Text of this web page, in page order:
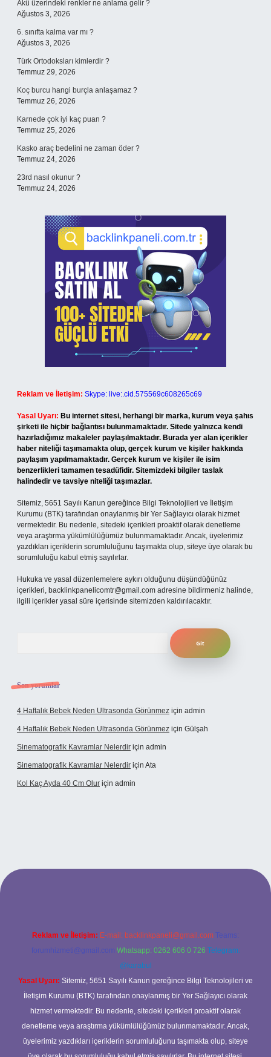
Akü üzerindeki renkler ne anlama gelir ?
Ağustos 3, 2026
6. sınıfta kalma var mı ?
Ağustos 3, 2026
Türk Ortodoksları kimlerdir ?
Temmuz 29, 2026
Koç burcu hangi burçla anlaşamaz ?
Temmuz 26, 2026
Karnede çok iyi kaç puan ?
Temmuz 25, 2026
Kasko araç bedelini ne zaman öder ?
Temmuz 24, 2026
23rd nasıl okunur ?
Temmuz 24, 2026
Reklam ve İletişim: Skype: live:.cid.575569c608265c69
Yasal Uyarı: Bu internet sitesi, herhangi bir marka, kurum veya şahıs
şirketi ile hiçbir bağlantısı bulunmamaktadır. Sitede yalnızca kendi
hazırladığımız makaleler paylaşılmaktadır. Burada yer alan içerikler
haber niteliği taşımamakta olup, gerçek kurum ve kişiler hakkında
paylaşım yapılmamaktadır. Gerçek kurum ve kişiler ile isim
benzerlikleri tamamen tesadüfidir. Sitemizdeki bilgiler taslak
halindedir ve tavsiye niteliği taşımazlar.
Sitemiz, 5651 Sayılı Kanun gereğince Bilgi Teknolojileri ve İletişim
Kurumu (BTK) tarafından onaylanmış bir Yer Sağlayıcı olarak hizmet
vermektedir. Bu nedenle, sitedeki içerikleri proaktif olarak denetleme
veya araştırma yükümlülüğümüz bulunmamaktadır. Ancak, üyelerimiz
yazdıkları içeriklerin sorumluluğunu taşımakta olup, siteye üye olarak bu
sorumluluğu kabul etmiş sayılırlar.
Hukuka ve yasal düzenlemelere aykırı olduğunu düşündüğünüz
içerikleri, backlinkpanelicomtr@gmail.com adresine bildirmeniz halinde,
ilgili içerikler yasal süre içerisinde sitemizden kaldırılacaktır.
Son yorumlar
4 Haftalık Bebek Neden Ultrasonda Görünmez için admin
4 Haftalık Bebek Neden Ultrasonda Görünmez için Gülşah
Sinematografik Kavramlar Nelerdir için admin
Sinematografik Kavramlar Nelerdir için Ata
Kol Kaç Ayda 40 Cm Olur için admin
Reklam ve İletişim: E-mail: backlinkpaneli@gmail.com Teams:
forumhizmeti@gmail.com Whatsapp: 0262 606 0 726 Telegram:
@karabul
Yasal Uyarı: Sitemiz, 5651 Sayılı Kanun gereğince Bilgi Teknolojileri ve
İletişim Kurumu (BTK) tarafından onaylanmış bir Yer Sağlayıcı olarak
hizmet vermektedir. Bu nedenle, sitedeki içerikleri proaktif olarak
denetleme veya araştırma yükümlülüğümüz bulunmamaktadır. Ancak,
üyelerimiz yazdıkları içeriklerin sorumluluğunu taşımakta olup, siteye